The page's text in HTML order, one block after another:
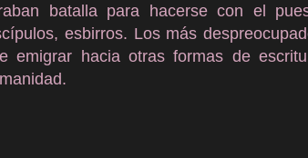
batalla para hacerse con el
esbirros. Los más
emigrar hacia otras formas de